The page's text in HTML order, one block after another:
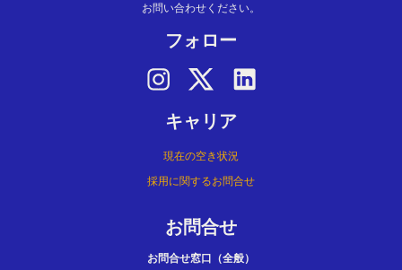
お問い合わせください。
フォロー
Follow on instagram
Follow on twitterFollow on linkedin
キャリア
現在の空き状況
採用に関するお問合せ
お問合せ
お問合せ窓口（全般）